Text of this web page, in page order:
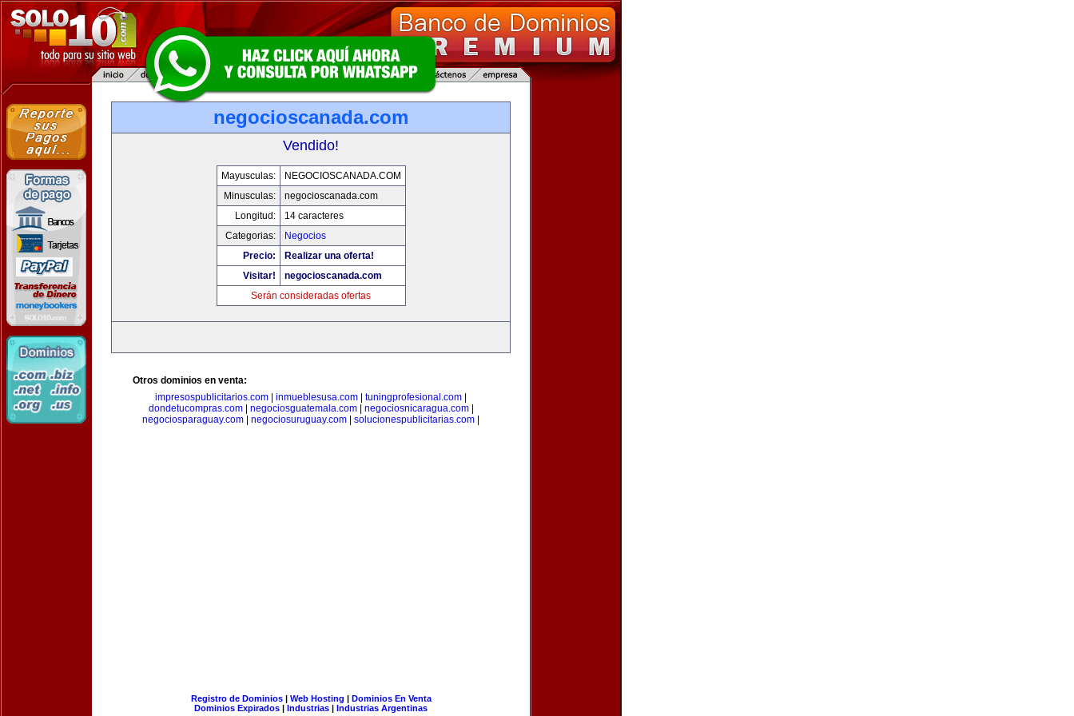
negocioscanada.com
Vendido!
Mayusculas:
NEGOCIOSCANADA.COM
Minusculas:
negocioscanada.com
Longitud:
14 caracteres
Categorias:
Negocios
Precio:
Realizar una oferta!
Visitar!
negocioscanada.com
Serán consideradas ofertas
Otros dominios en venta:
impresospublicitarios.com
inmueblesusa.com tuningprofesional.com
dondetucompras.com| negociosguatemala.com| negociosnicaragua.com|
negociosparaguay.com
negociosuruguay.com solucionespublicitarias.com
Registro de Dominios| Web Hosting | Dominios En Venta
Dominios Expirados | Industrias | Industrias Argentinas